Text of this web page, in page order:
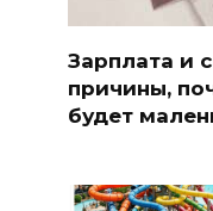
Зарплата и
причины,
будет